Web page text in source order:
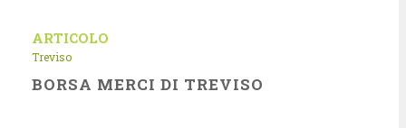
ARTICOLO
Treviso
BORSA MERCI DI TREVISO